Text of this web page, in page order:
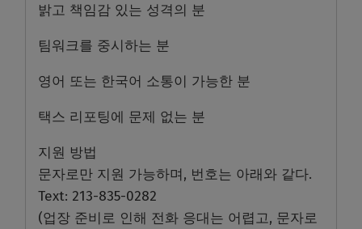
밝고 책임감 있는 성격의 분
팀워크를 중시하는 분
영어 또는 한국어 소통이 가능한 분
택스 리포팅에 문제 없는 분
지원 방법
문자로만 지원 가능하며, 번호는 아래와 같다.
Text: 213-835-0282
(업장 준비로 인해 전화 응대는 어렵고, 문자로